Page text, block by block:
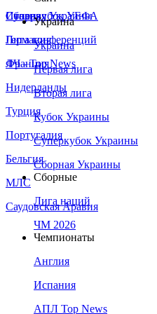
Сборная Украины
Италия
Германия
Франция
Нидерланды
Турция
Португалия
Бельгия
МЛС
Саудовская Аравия
Суперкубок УЕФА
Лига конференций
ЛЧ - Top News
Украина
Украина
Первая лига
Вторая лига
Кубок Украины
Суперкубок Украины
Сборная Украины
Сборные
Лига наций
ЧМ 2026
Чемпионаты
Англия
Испания
АПЛ Top News